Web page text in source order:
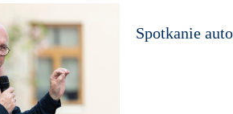
Spotkanie